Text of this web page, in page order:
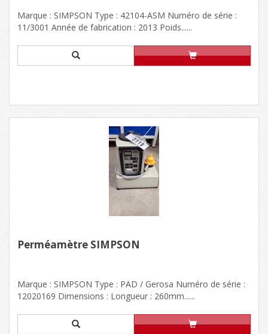
Marque : SIMPSON Type : 42104-ASM Numéro de série :
11/3001 Année de fabrication : 2013 Poids......
Perméamètre SIMPSON
Marque : SIMPSON Type : PAD / Gerosa Numéro de série :
12020169 Dimensions : Longueur : 260mm......